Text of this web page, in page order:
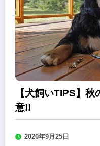
【犬飼いTIPS】
意!!
2020年9月25日